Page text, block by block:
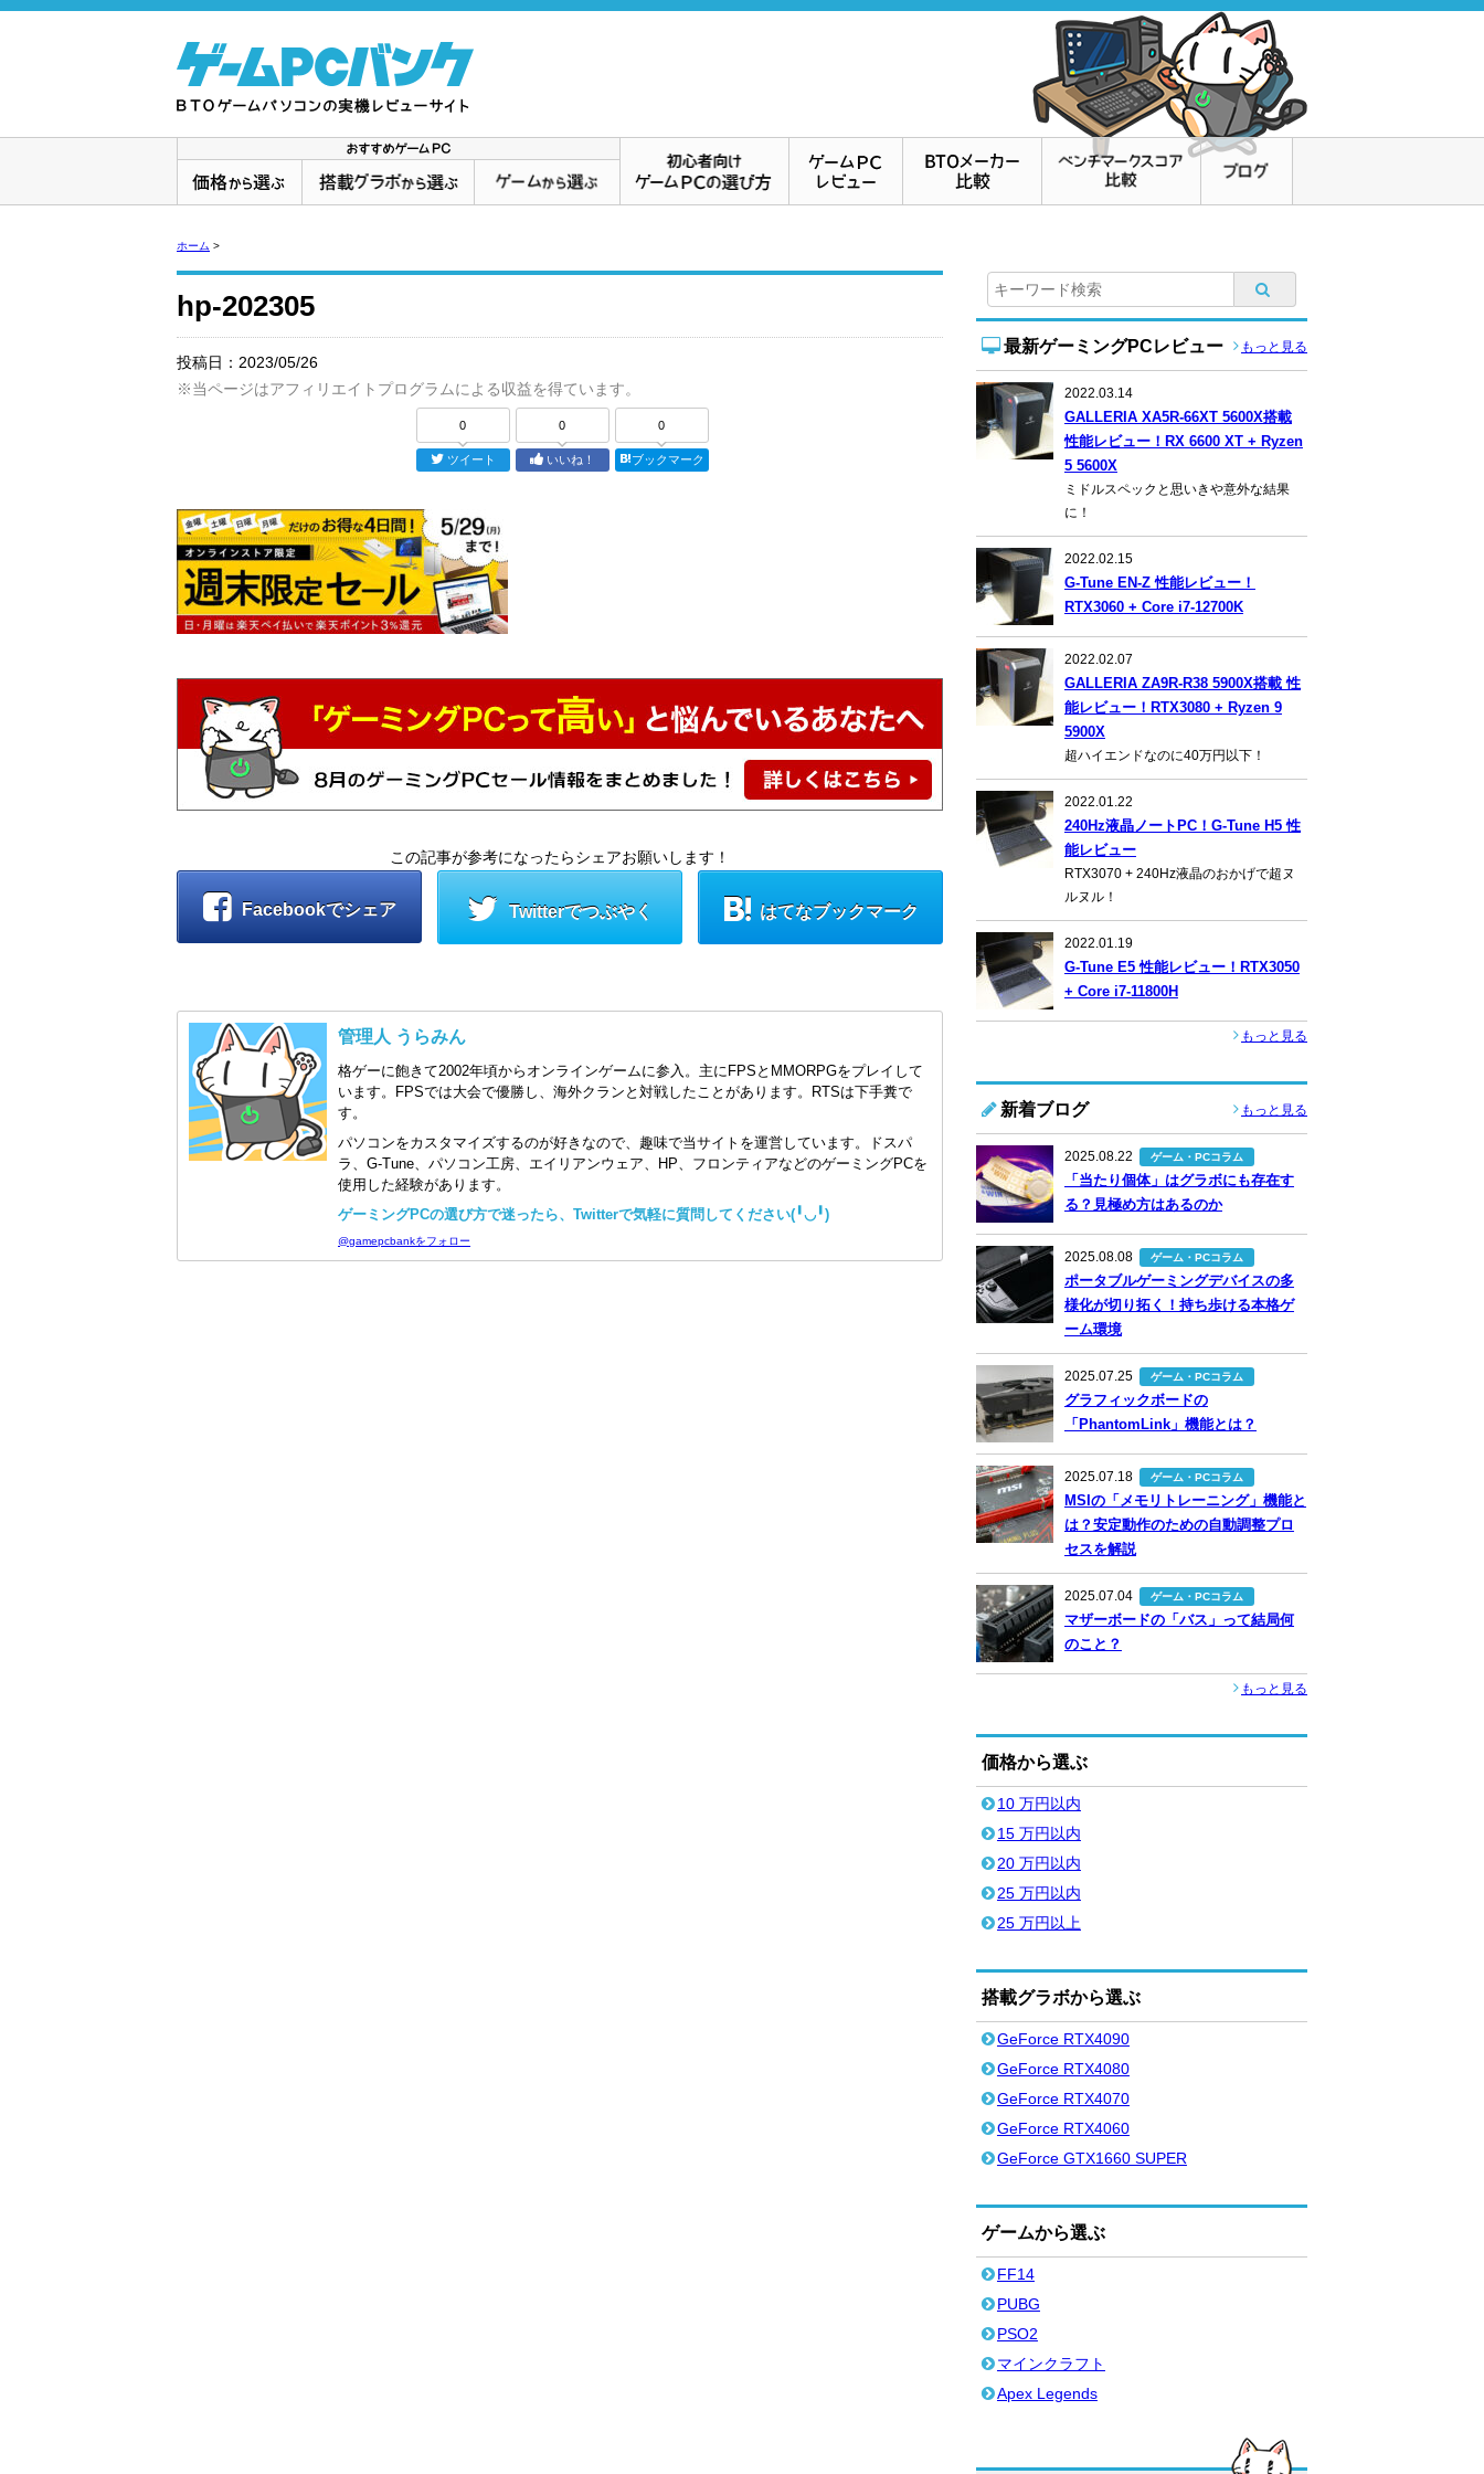
ホーム >
hp-202305
投稿日： 2023/05/26
※当ページはアフィリエイトプログラムによる収益を得ています。
0
ツイート
0
いいね！
0
ブックマーク
この記事が参考になったらシェアお願いします！
Facebookでシェア Twitterでつぶやく はてなブックマーク
管理人 うらみん
格ゲーに飽きて2002年頃からオンラインゲームに参入。主にFPSとMMORPGをプレイして
います。FPSでは大会で優勝し、海外クランと対戦したことがあります。RTSは下手糞で
す。
パソコンをカスタマイズするのが好きなので、趣味で当サイトを運営しています。ドスパ
ラ、G-Tune、パソコン工房、エイリアンウェア、HP、フロンティアなどのゲーミングPCを
使用した経験があります。
ゲーミングPCの選び方で迷ったら、Twitterで気軽に質問してください(╹◡╹)
@gamepcbankをフォロー
最新ゲーミングPCレビュー もっと見る
2022.03.14
GALLERIA XA5R-66XT 5600X搭載
性能レビュー！RX 6600 XT + Ryzen
5 5600X
ミドルスペックと思いきや意外な結果
に！
2022.02.15
G-Tune EN-Z 性能レビュー！
RTX3060 + Core i7-12700K
2022.02.07
GALLERIA ZA9R-R38 5900X搭載 性
能レビュー！RTX3080 + Ryzen 9
5900X
超ハイエンドなのに40万円以下！
2022.01.22
240Hz液晶ノートPC！G-Tune H5 性
能レビュー
RTX3070 + 240Hz液晶のおかげで超ヌ
ルヌル！
2022.01.19
G-Tune E5 性能レビュー！RTX3050
+ Core i7-11800H
もっと見る
新着ブログ もっと見る
2025.08.22 ゲーム・PCコラム
「当たり個体」はグラボにも存在す
る？見極め方はあるのか
2025.08.08 ゲーム・PCコラム
ポータブルゲーミングデバイスの多
様化が切り拓く！持ち歩ける本格ゲ
ーム環境
2025.07.25 ゲーム・PCコラム
グラフィックボードの
「PhantomLink」機能とは？
2025.07.18 ゲーム・PCコラム
MSIの「メモリトレーニング」機能と
は？安定動作のための自動調整プロ
セスを解説
2025.07.04 ゲーム・PCコラム
マザーボードの「バス」って結局何
のこと？
もっと見る
価格から選ぶ
10 万円以内
15 万円以内
20 万円以内
25 万円以内
25 万円以上
搭載グラボから選ぶ
GeForce RTX4090
GeForce RTX4080
GeForce RTX4070
GeForce RTX4060
GeForce GTX1660 SUPER
ゲームから選ぶ
FF14
PUBG
PSO2
マインクラフト
Apex Legends